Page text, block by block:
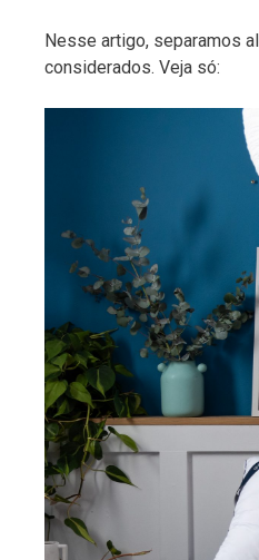
Nesse artigo, separamos
considerados. Veja só: